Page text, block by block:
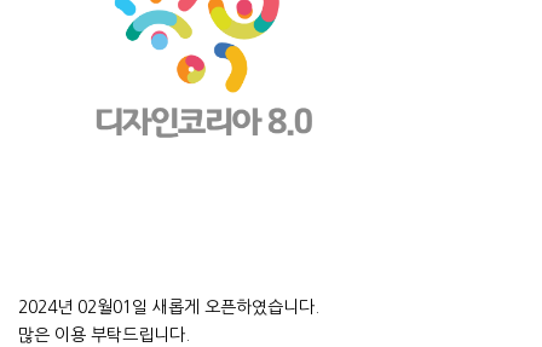
2024년 02월01일 새롭게 오픈하였습니다.
많은 이용 부탁드립니다.